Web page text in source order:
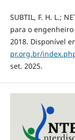
SUBTIL, F. H. L.;
para o
2018. Disponível
pr.org.br/
set. 2025.